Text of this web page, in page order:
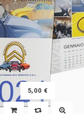
5,00 €